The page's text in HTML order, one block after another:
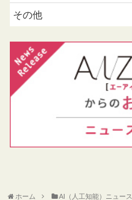
その他
ホーム AI（人工知能）ニュース